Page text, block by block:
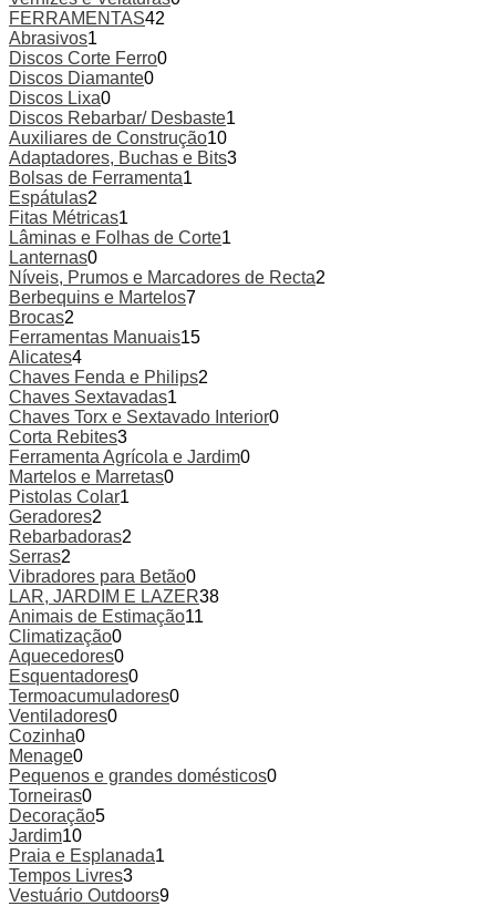
FERRAMENTAS42
Abrasivos1
Discos Corte Ferro0
Discos Diamante0
Discos Lixa0
Discos Rebarbar/ Desbaste1
Auxiliares de Construção10
Adaptadores, Buchas e Bits3
Bolsas de Ferramenta1
Espátulas2
Fitas Métricas1
Lâminas e Folhas de Corte1
Lanternas0
Níveis, Prumos e Marcadores de Recta2
Berbequins e Martelos7
Brocas2
Ferramentas Manuais15
Alicates4
Chaves Fenda e Philips2
Chaves Sextavadas1
Chaves Torx e Sextavado Interior0
Corta Rebites3
Ferramenta Agrícola e Jardim0
Martelos e Marretas0
Pistolas Colar1
Geradores2
Rebarbadoras2
Serras2
Vibradores para Betão0
LAR, JARDIM E LAZER38
Animais de Estimação11
Climatização0
Aquecedores0
Esquentadores0
Termoacumuladores0
Ventiladores0
Cozinha0
Menage0
Pequenos e grandes domésticos0
Torneiras0
Decoração5
Jardim10
Praia e Esplanada1
Tempos Livres3
Vestuário Outdoors9